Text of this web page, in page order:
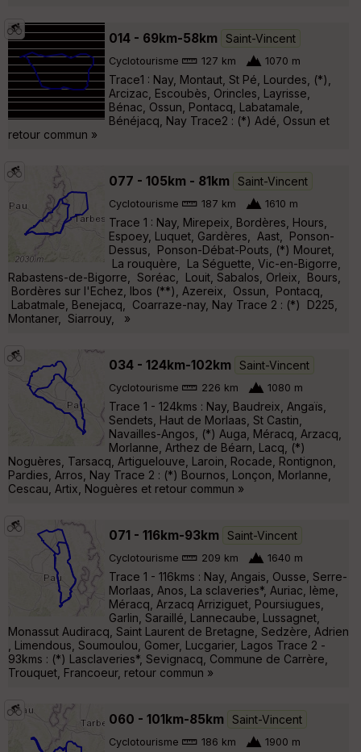
014 - 69km-58km Saint-Vincent
Cyclotourisme 127 km 1070 m
Trace1 : Nay, Montaut, St Pé, Lourdes, (*),
Arcizac, Escoubès, Orincles, Layrisse,
Bénac, Ossun, Pontacq, Labatamale,
Bénéjacq, Nay Trace2 : (*) Adé, Ossun et
retour commun »
077 - 105km - 81km Saint-Vincent
Cyclotourisme 187 km 1610 m
Trace 1 : Nay, Mirepeix, Bordères, Hours,
Espoey, Luquet, Gardères, Aast, Ponson-
Dessus, Ponson-Débat-Pouts, (*) Mouret,
La rouquère, La Séguette, Vic-en-Bigorre,
Rabastens-de-Bigorre, Soréac, Louit, Sabalos, Orleix, Bours,
Bordères sur l'Echez, Ibos (**), Azereix, Ossun, Pontacq,
Labatmale, Benejacq, Coarraze-nay, Nay Trace 2 : (*) D225,
Montaner, Siarrouy, »
034 - 124km-102km Saint-Vincent
Cyclotourisme 226 km 1080 m
Trace 1 - 124kms : Nay, Baudreix, Angaïs,
Sendets, Haut de Morlaas, St Castin,
Navailles-Angos, (*) Auga, Méracq, Arzacq,
Morlanne, Arthez de Béarn, Lacq, (*)
Noguères, Tarsacq, Artiguelouve, Laroin, Rocade, Rontignon,
Pardies, Arros, Nay Trace 2 : (*) Bournos, Lonçon, Morlanne,
Cescau, Artix, Noguères et retour commun »
071 - 116km-93km Saint-Vincent
Cyclotourisme 209 km 1640 m
Trace 1 - 116kms : Nay, Angais, Ousse, Serre-
Morlaas, Anos, La sclaveries*, Auriac, lème,
Méracq, Arzacq Arriziguet, Poursiugues,
Garlin, Saraillé, Lannecaube, Lussagnet,
Monassut Audiracq, Saint Laurent de Bretagne, Sedzère, Adrien
, Limendous, Soumoulou, Gomer, Lucgarier, Lagos Trace 2 -
93kms : (*) Lasclaveries*, Sevignacq, Commune de Carrère,
Trouquet, Francoeur, retour commun »
060 - 101km-85km Saint-Vincent
Cyclotourisme 186 km 1900 m